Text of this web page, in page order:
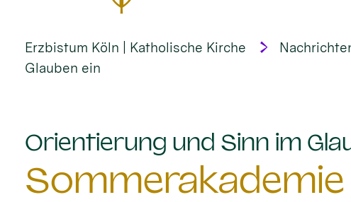
Erzbistum Köln | Katholische Kirche
Glauben ein
Orientierung und Sinn im